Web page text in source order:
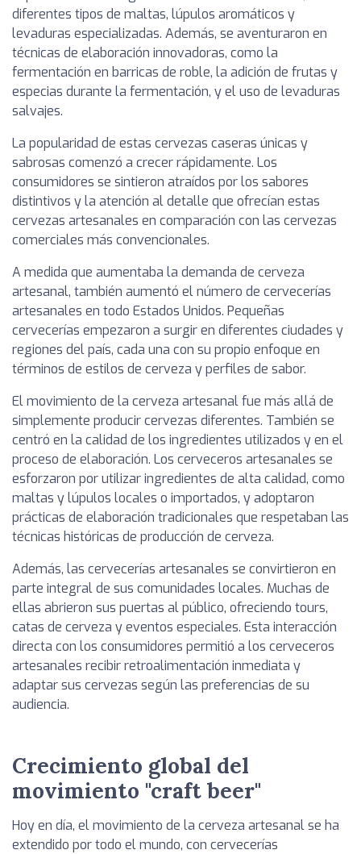
diferentes tipos de maltas, lúpulos aromáticos y
levaduras especializadas. Además, se aventuraron en
técnicas de elaboración innovadoras, como la
fermentación en barricas de roble, la adición de frutas y
especias durante la fermentación, y el uso de levaduras
salvajes.
La popularidad de estas cervezas caseras únicas y
sabrosas comenzó a crecer rápidamente. Los
consumidores se sintieron atraídos por los sabores
distintivos y la atención al detalle que ofrecían estas
cervezas artesanales en comparación con las cervezas
comerciales más convencionales.
A medida que aumentaba la demanda de cerveza
artesanal, también aumentó el número de cervecerías
artesanales en todo Estados Unidos. Pequeñas
cervecerías empezaron a surgir en diferentes ciudades y
regiones del país, cada una con su propio enfoque en
términos de estilos de cerveza y perfiles de sabor.
El movimiento de la cerveza artesanal fue más allá de
simplemente producir cervezas diferentes. También se
centró en la calidad de los ingredientes utilizados y en el
proceso de elaboración. Los cerveceros artesanales se
esforzaron por utilizar ingredientes de alta calidad, como
maltas y lúpulos locales o importados, y adoptaron
prácticas de elaboración tradicionales que respetaban las
técnicas históricas de producción de cerveza.
Además, las cervecerías artesanales se convirtieron en
parte integral de sus comunidades locales. Muchas de
ellas abrieron sus puertas al público, ofreciendo tours,
catas de cerveza y eventos especiales. Esta interacción
directa con los consumidores permitió a los cerveceros
artesanales recibir retroalimentación inmediata y
adaptar sus cervezas según las preferencias de su
audiencia.
Crecimiento global del
movimiento "craft beer"
Hoy en día, el movimiento de la cerveza artesanal se ha
extendido por todo el mundo, con cervecerías